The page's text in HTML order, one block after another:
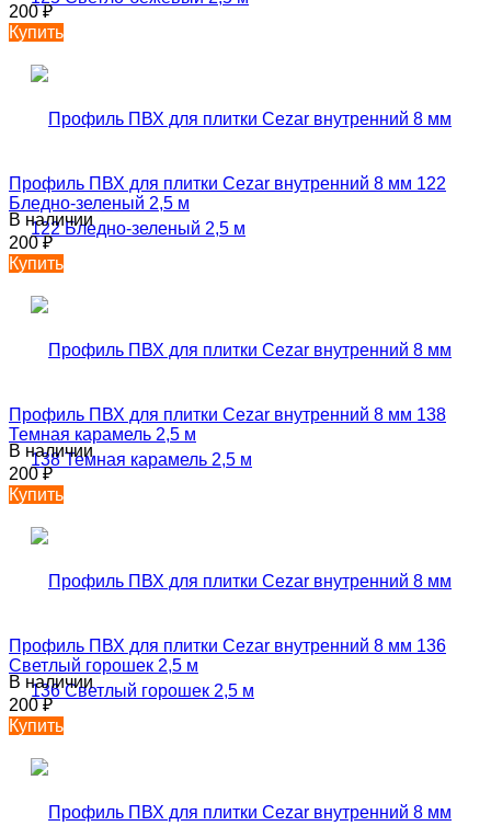
200₽
Купить
Профиль ПВХ для плитки Cezar внутренний 8 мм 122
Бледно-зеленый 2,5 м
В наличии
200₽
Купить
Профиль ПВХ для плитки Cezar внутренний 8 мм 138
Темная карамель 2,5 м
В наличии
200₽
Купить
Профиль ПВХ для плитки Cezar внутренний 8 мм 136
Светлый горошек 2,5 м
В наличии
200₽
Купить